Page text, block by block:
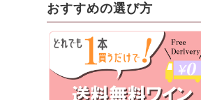
おすすめの選び方